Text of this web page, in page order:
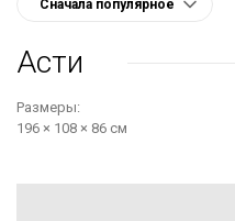
Асти
Размеры:
196 × 108 × 86 см